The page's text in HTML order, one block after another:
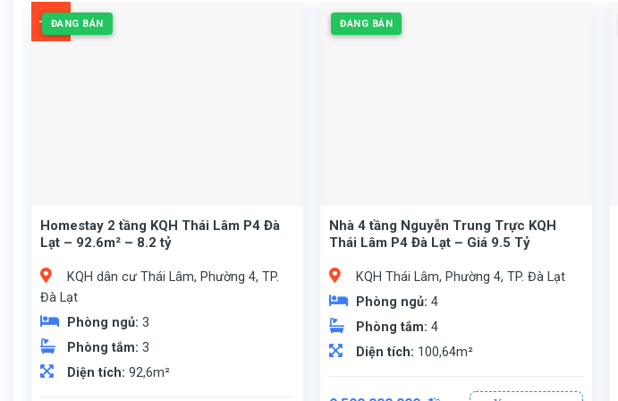
ĐANG BÁN
-4%
Homestay 2 tầng KQH Thái Lâm P4 Đà
Lạt – 92.6m² – 8.2 tỷ
KQH dân cư Thái Lâm, Phường 4, TP.
Đà Lạt
Phòng ngủ: 3
Phòng tắm: 3
Diện tích: 92,6m²
ĐANG BÁN
Nhà 4 tầng Nguyễn Trung Trực KQH
Thái Lâm P4 Đà Lạt – Giá 9.5 Tỷ
KQH Thái Lâm, Phường 4, TP. Đà Lạt
Phòng ngủ:4
Phòng tắm:4
Diện tích: 100,64m²